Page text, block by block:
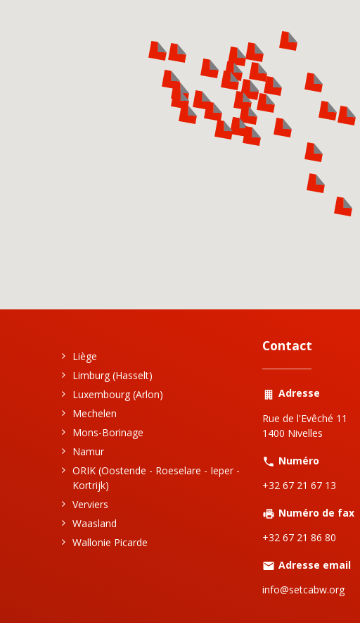
Liège
Limburg (Hasselt)
Luxembourg (Arlon)
Mechelen
Mons-Borinage
Namur
ORIK (Oostende - Roeselare - Ieper -
Kortrijk)
Verviers
Waasland
Wallonie Picarde
Contact
Adresse
Rue de l'Evêché 11
1400 Nivelles
Numéro
+32 67 21 67 13
Numéro de fax
+32 67 21 86 80
Adresse email
info@setcabw.org